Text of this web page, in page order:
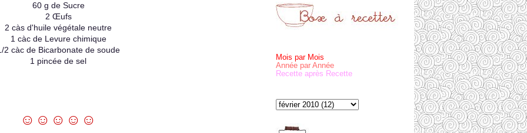
60 g de Sucre
2 Œufs
2 càs d'huile végétale neutre
1 càc de Levure chimique
2 càc de Bicarbonate de soude
1 pincée de sel
☺☺☺☺☺
Mois par Mois
Année par Année
Recette après Recette